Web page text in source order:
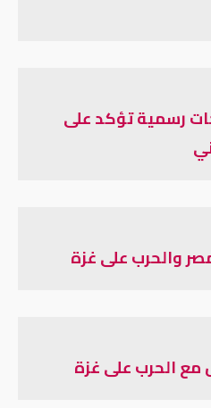
رسمية تؤكد على
والحرب على غزة
مع الحرب على غزة